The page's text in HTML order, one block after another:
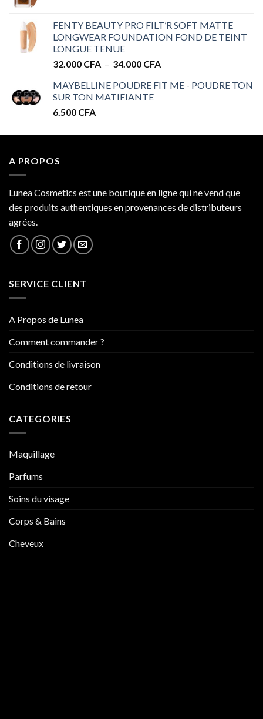
28.000 CFA
à
FENTY BEAUTY PRO FILT’R SOFT MATTE
LONGWEAR FOUNDATION FOND DE TEINT
LONGUE TENUE
32.000 CFA – 34.000 CFA
prix :
MAYBELLINE POUDRE FIT ME - POUDRE TON
SUR TON MATIFIANTE
6.500 CFA
A PROPOS
Lunea Cosmetics est une boutique en ligne qui ne vend que
des produits authentiques en provenances de distributeurs
agrées.
SERVICE CLIENT
A Propos de Lunea
Comment commander ?
Conditions de livraison
Conditions de retour
CATEGORIES
Maquillage
Parfums
Soins du visage
Corps & Bains
Cheveux